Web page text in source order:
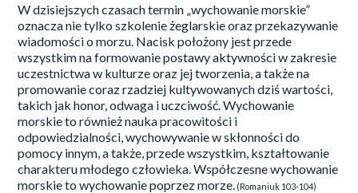
W dzisiejszych czasach termin „wychowanie morskie”
oznacza nie tylko szkolenie żeglarskie oraz przekazywanie
wiadomości o morzu. Nacisk położony jest przede
wszystkim na formowanie postawy aktywności w zakresie
uczestnictwa w kulturze oraz jej tworzenia, a także na
promowanie coraz rzadziej kultywowanych dziś wartości,
takich jak honor, odwaga i uczciwość. Wychowanie
morskie to również nauka pracowitości i
odpowiedzialności, wychowywanie w skłonności do
pomocy innym, a także, przede wszystkim, kształtowanie
charakteru młodego człowieka. Współczesne wychowanie
morskie to wychowanie poprzez morze. (Romaniuk 103-104)